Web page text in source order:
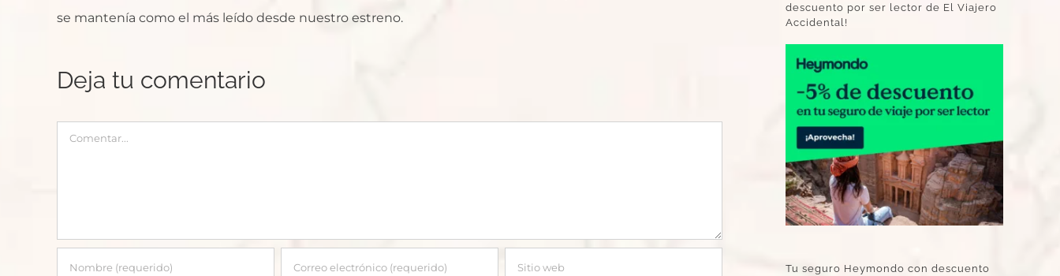
se mantenía como el más leído desde nuestro estreno.
Deja tu comentario
Comentar
descuento por ser lector de El Viajero
Accidental!
Tu seguro Heymondo con descuento